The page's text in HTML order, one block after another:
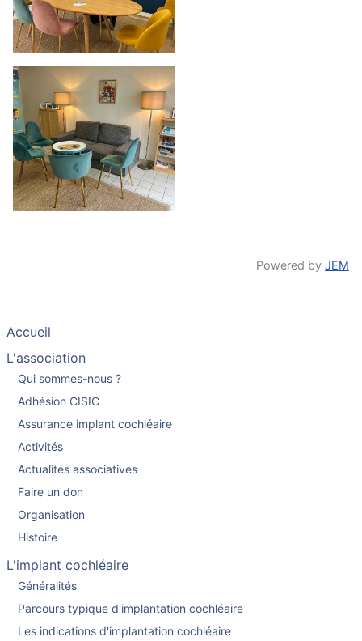
Powered by JEM
Accueil
L'association
Qui sommes-nous ?
Adhésion CISIC
Assurance implant cochléaire
Activités
Actualités associatives
Faire un don
Organisation
Histoire
L'implant cochléaire
Généralités
Parcours typique d'implantation cochléaire
Les indications d'implantation cochléaire